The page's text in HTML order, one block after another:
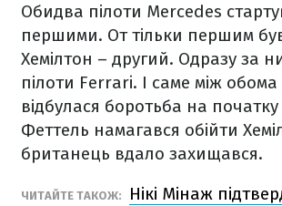
Обидва пілоти Mercedes
першими. От тільки першим
Хемілтон – другий. Одразу за
пілоти Ferrari. І саме між
відбулася боротьба на
Феттель намагався обійти
британець вдало захищався.
ЧИТАЙТЕ ТАКОЖ:
Нікі Мінаж